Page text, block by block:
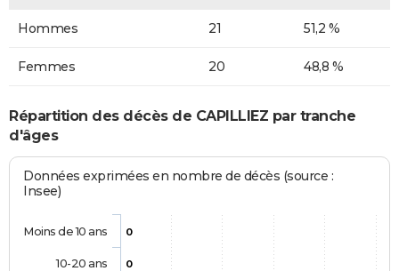
Hommes 21 51,2 %
Femmes 20 48,8 %
Répartition des décès de CAPILLIEZ par tranche
d'âges
Données exprimées en nombre de décès (source :
Insee)
0
0
Moins de 10 ans
10-20 ans